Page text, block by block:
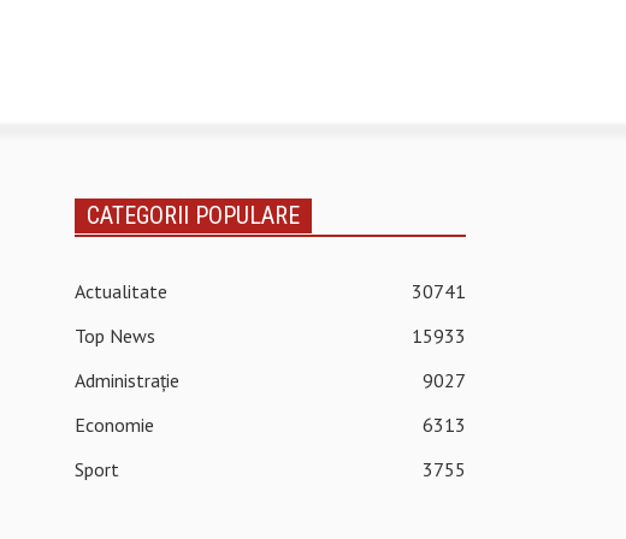
CATEGORII POPULARE
Actualitate
30741
Top News
15933
Administrație
9027
Economie
6313
Sport
3755